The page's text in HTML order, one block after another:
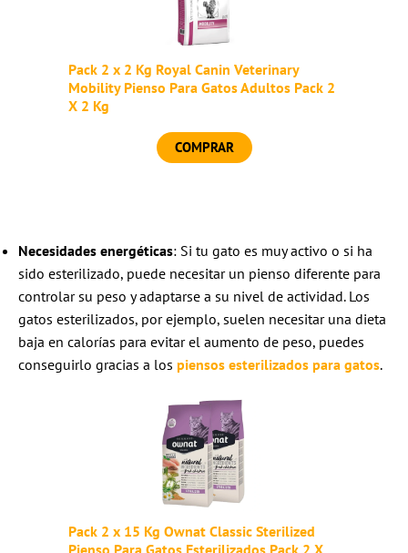
Pack 2 x 2 Kg Royal Canin Veterinary
Mobility Pienso Para Gatos Adultos Pack 2
X 2 Kg
COMPRAR
Necesidades energéticas: Si tu gato es muy activo o si ha
sido esterilizado, puede necesitar un pienso diferente para
controlar su peso y adaptarse a su nivel de actividad. Los
gatos esterilizados, por ejemplo, suelen necesitar una dieta
baja en calorías para evitar el aumento de peso, puedes
conseguirlo gracias a los piensos esterilizados para gatos.
Pack 2 x 15 Kg Ownat Classic Sterilized
Pienso Para Gatos Esterilizados Pack 2 X